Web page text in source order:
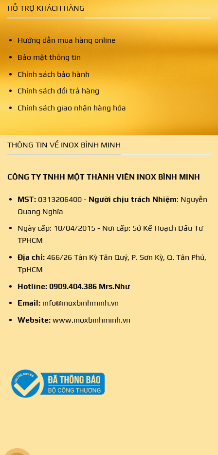
HỖ TRỢ KHÁCH HÀNG
Hướng dẫn mua hàng online
Bảo mật thông tin
Chính sách bảo hành
Chính sách đổi trả hàng
Chính sách giao nhận hàng hóa
THÔNG TIN VỀ INOX BÌNH MINH
CÔNG TY TNHH MỘT THÀNH VIÊN INOX BÌNH MINH
MST:0313206400 - Người chịu trách Nhiệm: Nguyễn
Quang Nghĩa
Ngày cấp: 10/04/2015 - Nơi cấp: Sở Kế Hoạch Đầu Tư
TPHCM
Địa chỉ:466/26 Tân Kỳ Tân Quý, P. Sơn Kỳ, Q. Tân Phú,
TpHCM
Hotline: 0909.404.386Mrs.Như
Email: info@inoxbinhminh.vn
Website: www.inoxbinhminh.vn